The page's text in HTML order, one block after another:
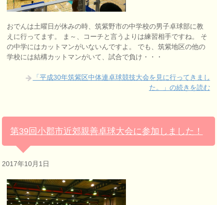
おでんは土曜日が休みの時、筑紫野市の中学校の男子卓球部に教
えに行ってます。 ま～、コーチと言うよりは練習相手ですね。 そ
の中学にはカットマンがいないんですよ。 でも、筑紫地区の他の
学校には結構カットマンがいて、試合で負け・・・
「平成30年筑紫区中体連卓球競技大会を見に行ってきまし
た。」の続きを読む
第39回小郡市近郊親善卓球大会に参加しました！
2017年10月1日